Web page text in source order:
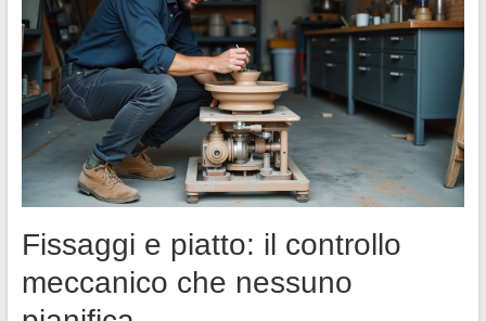
Fissaggi e piatto: il controllo
meccanico che nessuno